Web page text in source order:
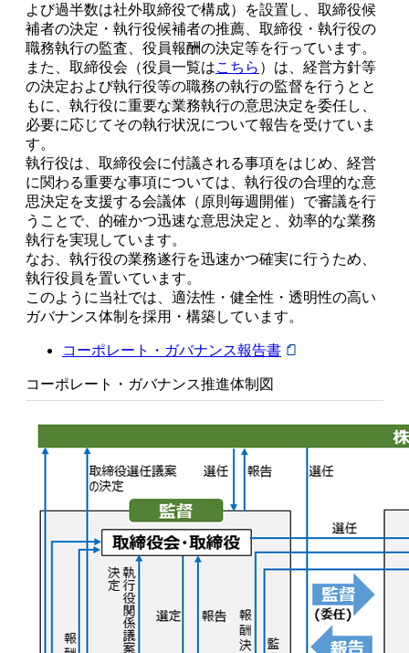
よび過半数は社外取締役で構成）を設置し、取締役候
補者の決定・執行役候補者の推薦、取締役・執行役の
職務執行の監査、役員報酬の決定等を行っています。
また、取締役会（役員一覧はこちら ）は、経営方針等
の決定および執行役等の職務の執行の監督を行うとと
もに、執行役に重要な業務執行の意思決定を委任し、
必要に応じてその執行状況について報告を受けていま
す。
執行役は、取締役会に付議される事項をはじめ、経営
に関わる重要な事項については、執行役の合理的な意
思決定を支援する会議体（原則毎週開催）で審議を行
うことで、的確かつ迅速な意思決定と、効率的な業務
執行を実現しています。
なお、執行役の業務遂行を迅速かつ確実に行うため、
執行役員を置いています。
このように当社では、適法性・健全性・透明性の高い
ガバナンス体制を採用・構築しています。
コーポレート・ガバナンス報告書
コーポレート・ガバナンス推進体制図